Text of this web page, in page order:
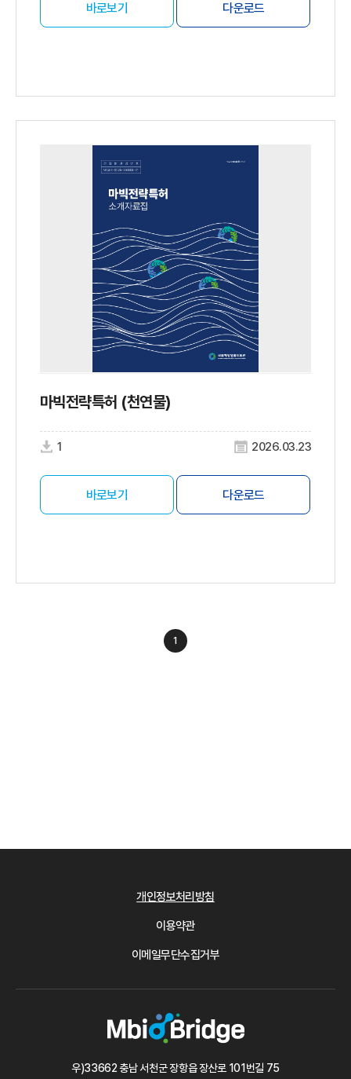
바로보기 다운로드
마빅전략특허 (천연물)
1 2026.03.23
바로보기 다운로드
1
개인정보처리방침
이용약관
이메일무단수집거부
우)33662 충남 서천군 장항읍 장산로 101번길 75